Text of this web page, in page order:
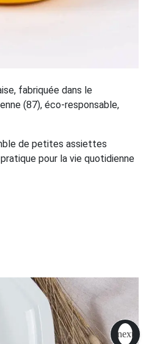
fabriquée dans le
(87), éco-responsable,
de petites assiettes
pour la vie quotidienne